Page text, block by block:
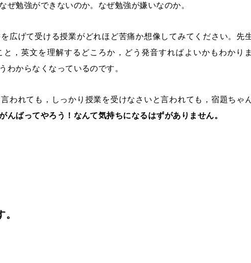
ぜ勉強ができないのか。なぜ勉強が嫌いなのか。
広げて受ける授業がどれほど苦痛か想像してみてください。先
，英文を理解するどころか，どう発音すればよいかもわかり
わからなくなっているのです。
われても，しっかり授業を受けなさいと言われても，宿題ちゃ
んばってやろう！なんて気持ちになるはずがありません。